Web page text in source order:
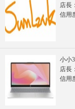
店長
信用
小小
店長
信用